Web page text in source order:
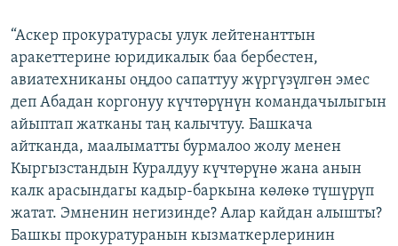
“Аскер прокуратурасы улук лейтенанттын
аракеттерине юридикалык баа бербестен,
авиатехниканы оңдоо сапаттуу жүргүзүлгөн эмес
деп Абадан коргонуу күчтөрүнүн командачылыгын
айыптап жатканы таң калычтуу. Башкача
айтканда, маалыматты бурмалоо жолу менен
Кыргызстандын Куралдуу күчтөрүнө жана анын
калк арасындагы кадыр-баркына көлөкө түшүрүп
жатат. Эмненин негизинде? Алар кайдан алышты?
Башкы прокуратуранын кызматкерлеринин